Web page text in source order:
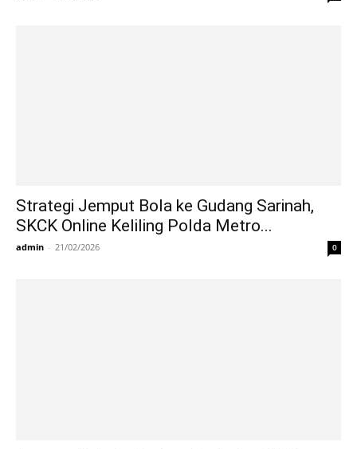
Strategi Jemput Bola ke Gudang Sarinah,
SKCK Online Keliling Polda Metro...
admin - 21/02/2026 0